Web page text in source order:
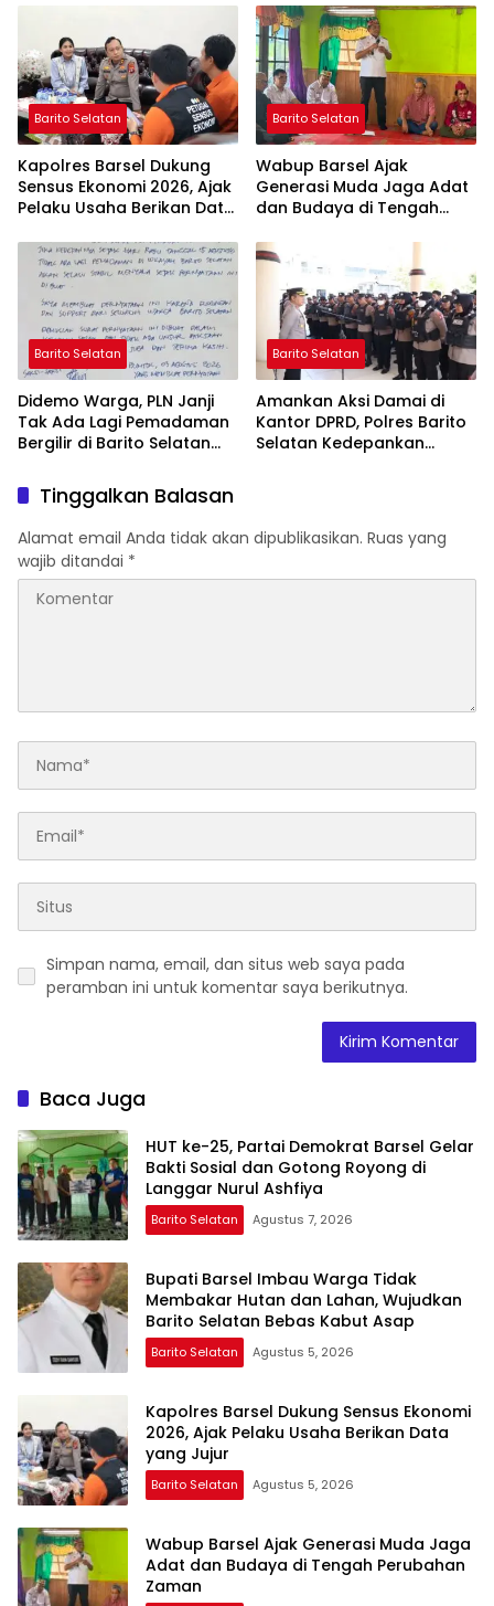
Bebas Kabut Asap
Barito Selatan
Kapolres Barsel Dukung
Sensus Ekonomi 2026, Ajak
Pelaku Usaha Berikan Data
Barito Selatan
Wabup Barsel Ajak
Generasi Muda Jaga Adat
dan Budaya di Tengah
Barito Selatan
Didemo Warga, PLN Janji
Tak Ada Lagi Pemadaman
Bergilir di Barito Selatan
Barito Selatan
Amankan Aksi Damai di
Kantor DPRD, Polres Barito
Selatan Kedepankan
Tinggalkan Balasan
Alamat email Anda tidak akan dipublikasikan. Ruas yang
wajib ditandai *
Simpan nama, email, dan situs web saya pada
peramban ini untuk komentar saya berikutnya.
Baca Juga
HUT ke-25, Partai Demokrat Barsel Gelar
Bakti Sosial dan Gotong Royong di
Langgar Nurul Ashfiya
Barito Selatan Agustus 7, 2026
Bupati Barsel Imbau Warga Tidak
Membakar Hutan dan Lahan, Wujudkan
Barito Selatan Bebas Kabut Asap
Barito Selatan Agustus 5, 2026
Kapolres Barsel Dukung Sensus Ekonomi
2026, Ajak Pelaku Usaha Berikan Data
yang Jujur
Barito Selatan Agustus 5, 2026
Wabup Barsel Ajak Generasi Muda Jaga
Adat dan Budaya di Tengah Perubahan
Zaman